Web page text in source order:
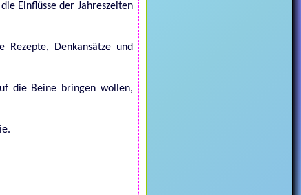
Einflüsse der Jahreszeiten
Denkansätze und
die Beine bringen wollen,